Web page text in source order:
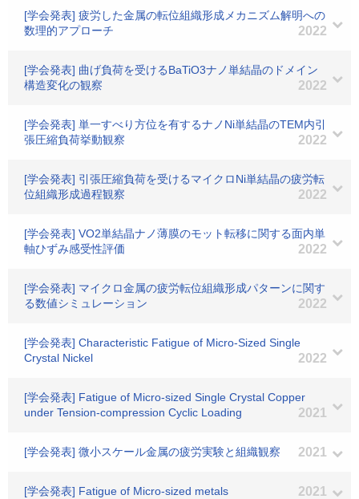
[学会発表] 疲労した金属の転位組織形成メカニズム解明への
数理的アプローチ
2022
[学会発表] 曲げ負荷を受けるBaTiO3ナノ単結晶のドメイン
構造変化の観察
2022
[学会発表] 単一すべり方位を有するナノNi単結晶のTEM内引
張圧縮負荷挙動観察
2022
[学会発表] 引張圧縮負荷を受けるマイクロNi単結晶の疲労転
位組織形成過程観察
2022
[学会発表] VO2単結晶ナノ薄膜のモット転移に関する面内単
軸ひずみ感受性評価
2022
[学会発表] マイクロ金属の疲労転位組織形成パターンに関す
る数値シミュレーション
2022
[学会発表] Characteristic Fatigue of Micro-Sized Single
Crystal Nickel
2022
[学会発表] Fatigue of Micro-sized Single Crystal Copper
under Tension-compression Cyclic Loading
2021
[学会発表] 微小スケール金属の疲労実験と組織観察 2021
[学会発表] Fatigue of Micro-sized metals 2021